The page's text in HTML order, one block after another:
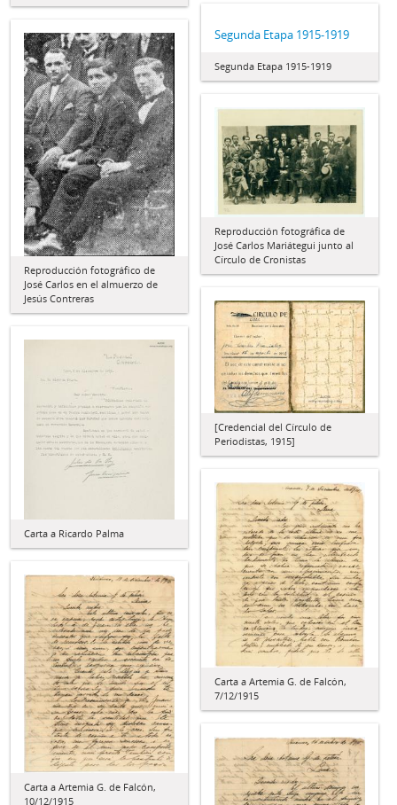
Segunda Etapa 1915-1919
Segunda Etapa 1915-1919
Reproducción fotográfico de
José Carlos en el almuerzo de
Jesús Contreras
Reproducción fotográfica de
José Carlos Mariátegui junto al
Círculo de Cronistas
[Credencial del Círculo de
Periodistas, 1915]
Carta a Ricardo Palma
Carta a Artemia G. de Falcón,
7/12/1915
Carta a Artemia G. de Falcón,
10/12/1915